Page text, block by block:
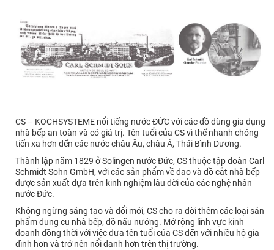
CS – KOCHSYSTEME nổi tiếng nước ĐỨC với các đồ dùng gia dụng
nhà bếp an toàn và có giá trị. Tên tuổi của CS vì thế nhanh chóng
tiến xa hơn đến các nước châu Âu, châu Á, Thái Bình Dương.
Thành lập năm 1829 ở Solingen nước Đức, CS thuộc tập đoàn Carl
Schmidt Sohn GmbH, với các sản phẩm về dao và đồ cắt nhà bếp
được sản xuất dựa trên kinh nghiệm lâu đời của các nghệ nhân
nước Đức.
Không ngừng sáng tạo và đổi mới, CS cho ra đời thêm các loại sản
phẩm dụng cụ nhà bếp, đồ nấu nướng. Mở rộng lĩnh vực kinh
doanh đồng thời với việc đưa tên tuổi của CS đến với nhiều hộ gia
đình hơn và trở nên nổi danh hơn trên thị trường.